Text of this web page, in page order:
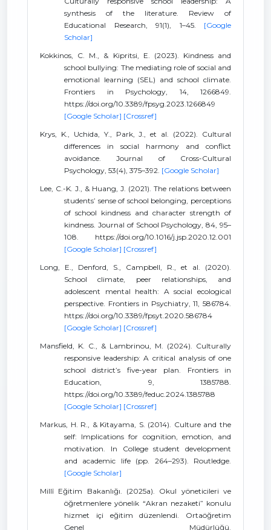
synthesis of the literature. Review of
Educational Research, 91(1), 1–45. [Google
Scholar]
Kokkinos, C. M., & Kipritsi, E. (2023). Kindness and
school bullying: The mediating role of social and
emotional learning (SEL) and school climate.
Frontiers in Psychology, 14, 1266849.
https://doi.org/10.3389/fpsyg.2023.1266849
[Google Scholar] [Crossref]
Krys, K., Uchida, Y., Park, J., et al. (2022). Cultural
differences in social harmony and conflict
avoidance. Journal of Cross-Cultural
Psychology, 53(4), 375–392. [Google Scholar]
Lee, C.-K. J., & Huang, J. (2021). The relations between
students’ sense of school belonging, perceptions
of school kindness and character strength of
kindness. Journal of School Psychology, 84, 95–
108. https://doi.org/10.1016/j.jsp.2020.12.001
[Google Scholar] [Crossref]
Long, E., Denford, S., Campbell, R., et al. (2020).
School climate, peer relationships, and
adolescent mental health: A social ecological
perspective. Frontiers in Psychiatry, 11, 586784.
https://doi.org/10.3389/fpsyt.2020.586784
[Google Scholar] [Crossref]
Mansfield, K. C., & Lambrinou, M. (2024). Culturally
responsive leadership: A critical analysis of one
school district’s five-year plan. Frontiers in
Education, 9, 1385788.
https://doi.org/10.3389/feduc.2024.1385788
[Google Scholar] [Crossref]
Markus, H. R., & Kitayama, S. (2014). Culture and the
self: Implications for cognition, emotion, and
motivation. In College student development
and academic life (pp. 264–293). Routledge.
[Google Scholar]
Millî Eğitim Bakanlığı. (2025a). Okul yöneticileri ve
öğretmenlere yönelik “Akran nezaketi” konulu
hizmet içi eğitim düzenlendi. Ortaöğretim
Genel Müdürlüğü.